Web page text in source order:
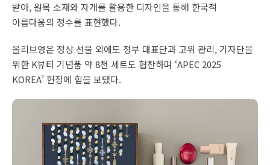
받아, 원목 소재와 자개를 활용한 디자인을 통해 한국적
아름다움의 정수를 표현했다.
올리브영은 정상 선물 외에도 정부 대표단과 고위 관리, 기자단을
위한 K뷰티 기념품 약 8천 세트도 협찬하며 ‘APEC 2025
KOREA’ 현장에 힘을 보탰다.